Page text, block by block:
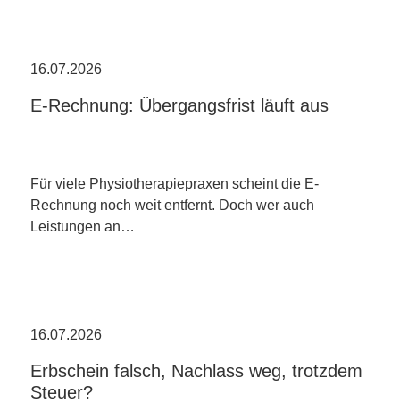
16.07.2026
E-Rechnung: Übergangsfrist läuft aus
Für viele Physiotherapiepraxen scheint die E-
Rechnung noch weit entfernt. Doch wer auch
Leistungen an…
16.07.2026
Erbschein falsch, Nachlass weg, trotzdem
Steuer?